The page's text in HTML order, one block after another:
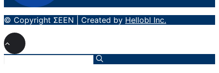
© Copyright ΣΕΕΝ | Created by Hellobl Inc.